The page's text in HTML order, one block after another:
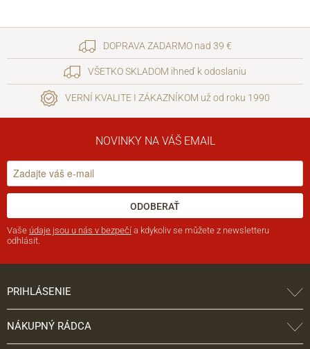
DOPRAVA ZADARMO nad 39 €
VŠETKO SKLADOM ihneď k odoslaniu
VERNÍ KVALITE I ZÁKAZNÍKOM už od roku 1990
NOVINKY NA VÁŠ EMAIL
ODOBERAŤ
Vaše údaje jsou u nás v bezpečí a kdykoliv se můžete z newsletteru
odhlásit.
PRIHLÁSENIE
NÁKUPNÝ RÁDCA